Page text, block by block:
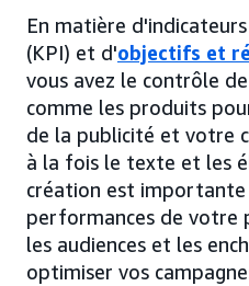
En matière
(KPI) et d'objectifs et
vous avez le contrôle
comme les produits
de la publicité et votre
à la fois le texte et les
création est
performances de votre
les audiences et les
optimiser vos